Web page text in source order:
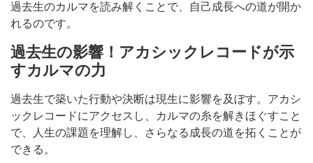
過去生のカルマを読み解くことで、自己成長への道が開か
れるのです。
過去生の影響！アカシックレコードが示
すカルマの力
過去生で築いた行動や決断は現生に影響を及ぼす。アカシ
ックレコードにアクセスし、カルマの糸を解きほぐすこと
で、人生の課題を理解し、さらなる成長の道を拓くことが
できる。